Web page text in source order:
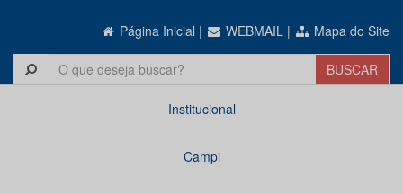
Página Inicial | WEBMAIL | Mapa do Site
Institucional
Campi